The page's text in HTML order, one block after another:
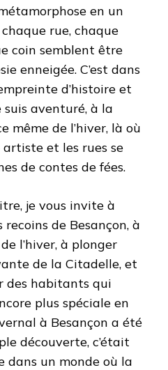
en un
rue, chaque
coin semblent être
enneigée. C’est dans
d’histoire et
suis aventuré, à la
même de l’hiver, là où
et les rues se
de contes de fées.
je vous invite à
de Besançon, à
l’hiver, à plonger
de la Citadelle, et
des habitants qui
plus spéciale en
à Besançon a été
découverte, c’était
dans un monde où la